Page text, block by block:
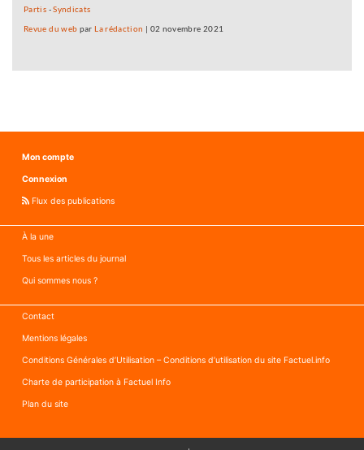
Partis -Syndicats
Revue du web par La rédaction 02 novembre 2021
Mon compte
Connexion
Flux des publications
À la une
Tous les articles du journal
Qui sommes nous ?
Contact
Mentions légales
Conditions Générales d’Utilisation – Conditions d’utilisation du site Factuel.info
Charte de participation à Factuel Info
Plan du site